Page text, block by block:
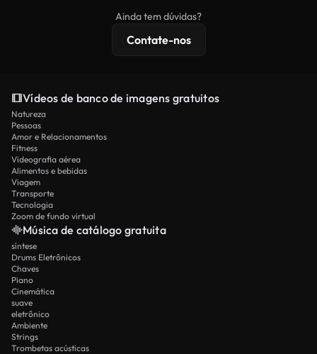
licenciamento estendidas.
Ainda tem dúvidas?
Contate-nos
Vídeos de banco de imagens gratuitos
Natureza
Pessoas
Amor e Relacionamentos
Fitness
Videografia aérea
Alimentos e bebidas
Viagem
Transporte
Tecnologia
Zoom de fundo virtual
Música de catálogo gratuita
síntese
Drums Eletrônicos
Chaves
Piano
Cinemática
suave
eletrônico
Ambiente
Strings
Trombetas acústicas